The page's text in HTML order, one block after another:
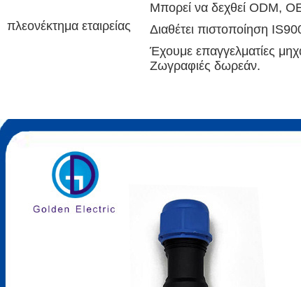
πλεονέκτημα εταιρείας
Μπορεί να δεχθεί ODM,
Διαθέτει πιστοποίηση
Έχουμε επαγγελματίες
Ζωγραφιές δωρεάν.